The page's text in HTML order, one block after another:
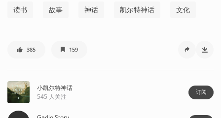
读书 故事 神话 凯尔特神话 文化
385 159
小凯尔特神话
545 人关注
订阅